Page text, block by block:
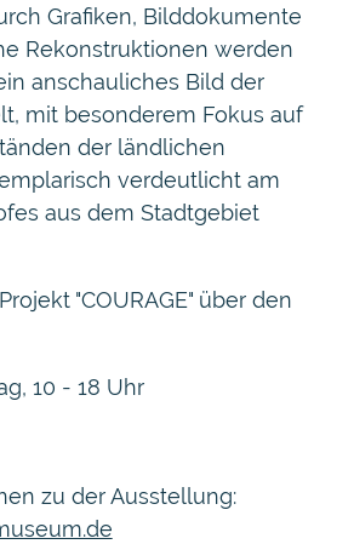
Grafiken, Bilddokumente
Rekonstruktionen werden
anschauliches Bild der
mit besonderem Fokus auf
der ländlichen
verdeutlicht am
aus dem Stadtgebiet
"COURAGE" über den
10 - 18 Uhr
zu der Ausstellung: